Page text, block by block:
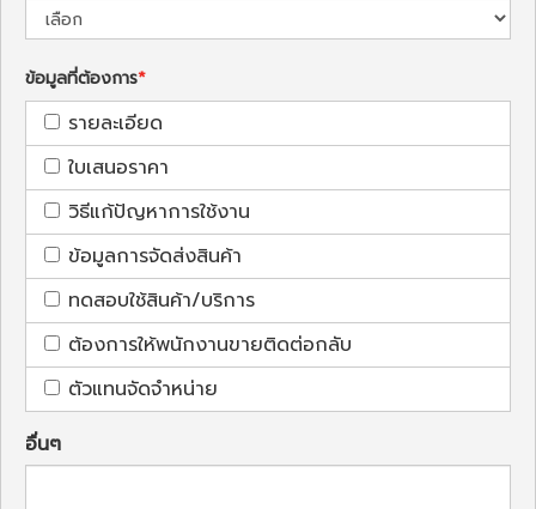
ข้อมูลที่ต้องการ
รายละเอียด
ใบเสนอราคา
วิธีแก้ปัญหาการใช้งาน
ข้อมูลการจัดส่งสินค้า
ทดสอบใช้สินค้า/บริการ
ต้องการให้พนักงานขายติดต่อกลับ
ตัวแทนจัดจำหน่าย
อื่นๆ